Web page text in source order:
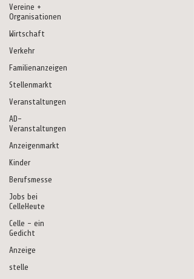
Vereine +
Organisationen
Wirtschaft
Verkehr
Familienanzeigen
Stellenmarkt
Veranstaltungen
AD-
Veranstaltungen
Anzeigenmarkt
Kinder
Berufsmesse
Jobs bei
CelleHeute
Celle - ein
Gedicht
Anzeige
stelle